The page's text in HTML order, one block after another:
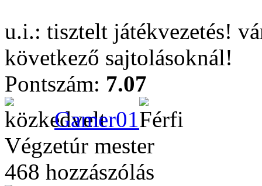
u.i.: tisztelt játékvezetés!
következő sajtolásoknál!
Pontszám: 7.07
Gamer01
Végzetúr mester
468 hozzászólás